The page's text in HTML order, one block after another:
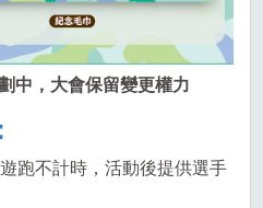
中，大會保留變更權力
跑不計時，活動後提供選手